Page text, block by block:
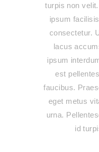
turpis non
ipsum
consectetur.
lacus
ipsum
est
faucibus.
eget metus
urna.
id